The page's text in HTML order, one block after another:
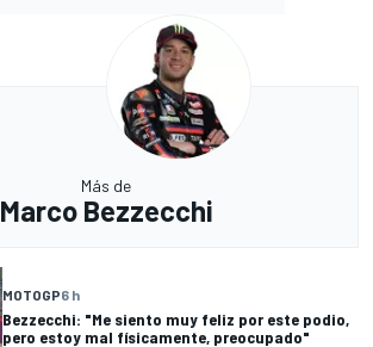
Más de
Marco Bezzecchi
MOTOGP6 h
Bezzecchi: "Me siento muy feliz por este podio,
pero estoy mal físicamente, preocupado"